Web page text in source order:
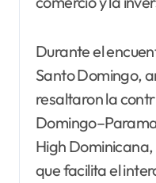
Durante el
Santo Domingo,
resaltaron la
High
que facilita el